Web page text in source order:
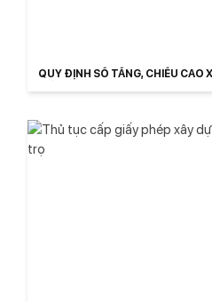
QUY ĐỊNH SỐ TẦNG, CHIỀU CAO